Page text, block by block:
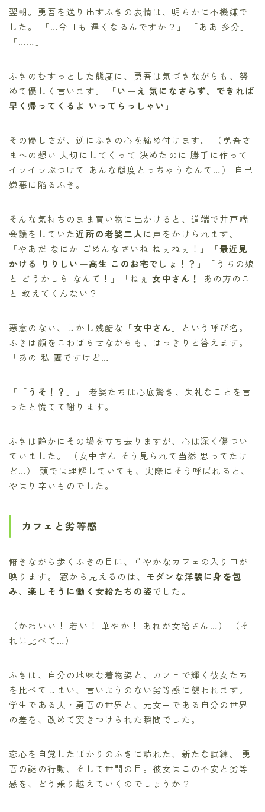
翌朝。勇吾を送り出すふきの表情は、明らかに不機嫌で
した。 「…今日も 遅くなるんですか？」 「ああ 多分」
「……」
ふきのむすっとした態度に、勇吾は気づきながらも、努
めて優しく言います。 「いーえ 気になさらず。できれば
早く帰ってくるよ いってらっしゃい 」
その優しさが、逆にふきの心を締め付けます。 （勇吾さ
まへの想い 大切にしてくって 決めたのに 勝手に作って
イライラぶつけて あんな態度とっちゃうなんて…） 自己
嫌悪に陥るふき。
そんな気持ちのまま買い物に出かけると、道端で井戸端
会議をしていた近所の老婆二人に声をかけられます。
「やあだ なにか ごめんなさいね ねぇねぇ！」「最近見
かける りりしい一高生 このお宅でしょ！？ 」「うちの娘
と どうかしら なんて！」「ねぇ女中さん！
あの方のこ
と 教えてくんない？」
悪意のない、しかし残酷な「女中さん 」という呼び名。
ふきは顔をこわばらせながらも、はっきりと答えます。
「あの 私 妻ですけど…」
「「 うそ！？ 」」 老婆たちは心底驚き、失礼なことを言
ったと慌てて謝ります。
ふきは静かにその場を立ち去りますが、心は深く傷つい
ていました。 （女中さん そう見られて当然 思ってたけ
ど…） 頭では理解していても、実際にそう呼ばれると、
やはり辛いものでした。
カフェと劣等感
俯きながら歩くふきの目に、華やかなカフェの入り口が
映ります。 窓から見えるのは、 モダンな洋装に身を包
み、楽しそうに働く女給たちの姿でした。
（かわいい！ 若い！ 華やか！ あれが女給さん…） （そ
れに比べて…）
ふきは、自分の地味な着物姿と、カフェで輝く彼女たち
を比べてしまい、言いようのない劣等感に襲われます。
学生である夫・勇吾の世界と、元女中である自分の世界
の差を、改めて突きつけられた瞬間でした。
恋心を自覚したばかりのふきに訪れた、新たな試練。 勇
吾の謎の行動、そして世間の目。彼女はこの不安と劣等
感を、どう乗り越えていくのでしょうか？